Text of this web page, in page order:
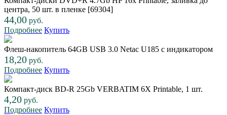
центра, 50 шт. в пленке [69304]
44,00 руб.
Подробнее Купить
Флеш-накопитель 64GB USB 3.0 Netac U185 с индикатором
18,20 руб.
Подробнее Купить
Компакт-диск BD-R 25Gb VERBATIM 6Х Printable, 1 шт.
4,20 руб.
Подробнее Купить